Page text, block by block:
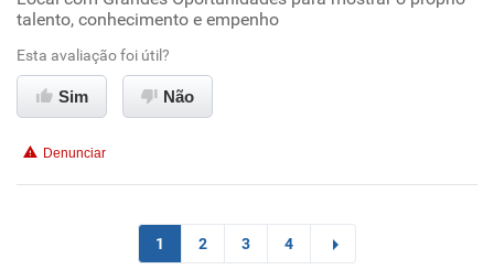
Ambiente de trabalho
Conciliação com a vida familiar
Recomenda esta empresa
Recomenda a diretoria
talento, conhecimento e empenho
Esta avaliação foi útil?
Sim Não
Denunciar
1 2 3 4